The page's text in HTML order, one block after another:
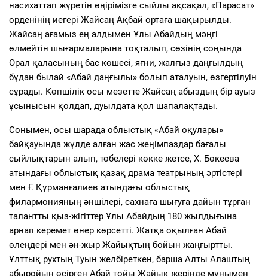
насихаттап жүретін өңірімізге сыйлы ақсақал, «Парасат»
орденінің иегері Жайсаң Ақбай ортаға шақырылды.
Жайсаң ағамыз ең алдымен Ұлы Абайдың мәңгі
өлмейтін шығармаларына тоқталып, сөзінің соңында
Орал қаласының бас көшесі, яғни, жалғыз даңғылдың
бұдан былай «Абай даңғылы» болып аталуын, өзгертілуін
сұрады. Көпшілік осы мезетте Жайсаң абыздың бір ауыз
ұсынысын қолдап, дуылдата қол шапалақтады.
Сонымен, осы шарада облыстық «Абай оқулары»
байқауында жүлде алған жас жеңімпаздар бағалы
сыйлықтарын алып, төбелері көкке жетсе, Х. Бөкеева
атындағы облыстық қазақ драма театрының әртістері
мен Ғ. Құрманғалиев атындағы облыстық
филармонияның әншілері, сахнаға шығуға дайын тұрған
талантты қыз-жігіттер Ұлы Абайдың 180 жылдығына
арнап керемет өнер көрсетті. Жатқа оқылған Абай
өлеңдері мен ән-жыр Жайықтың бойын жаңғыртты.
Ұлттық рухтың Туын желбіреткен, барша Алты Алаштың
абыройын өсірген Абай тойы Жайық жерінде мұнымен